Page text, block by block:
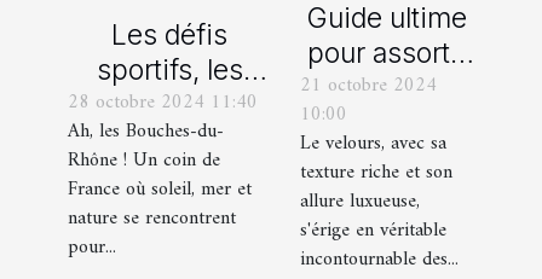
Les défis
sportifs, les
incontournables
de toute
organisation
d’EVG et EVJF
28 octobre 2024 11:40
Ah, les Bouches-du-
Rhône ! Un coin de
France où soleil, mer et
nature se rencontrent
pour...
Guide ultime
pour assortir
vos
chaussures
avec des
pantalons en
velours
21 octobre 2024
10:00
Le velours, avec sa
texture riche et son
allure luxueuse,
s'érige en véritable
incontournable des...